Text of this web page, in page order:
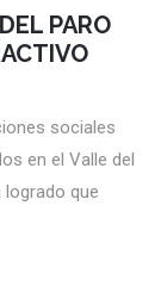
PARO
sociales
en el Valle del
que